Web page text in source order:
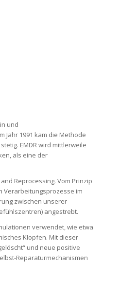
und
Jahr 1991 kam die Methode
EMDR wird mittlerweile
als eine der
Reprocessing. Vom Prinzip
Verarbeitungsprozesse im
zwischen unserer
angestrebt.
verwendet, wie etwa
Klopfen. Mit dieser
und neue positive
Reparaturmechanismen